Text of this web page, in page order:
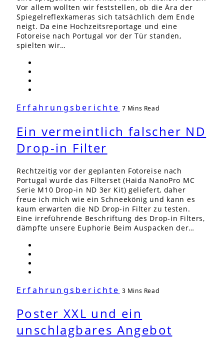
Vor allem wollten wir feststellen, ob die Ära der
Spiegelreflexkameras sich tatsächlich dem Ende
neigt. Da eine Hochzeitsreportage und eine
Fotoreise nach Portugal vor der Tür standen,
spielten wir…
Erfahrungsberichte 7 Mins Read
Ein vermeintlich falscher ND
Drop-in Filter
Rechtzeitig vor der geplanten Fotoreise nach
Portugal wurde das Filterset (Haida NanoPro MC
Serie M10 Drop-in ND 3er Kit) geliefert, daher
freue ich mich wie ein Schneekönig und kann es
kaum erwarten die ND Drop-in Filter zu testen.
Eine irreführende Beschriftung des Drop-in Filters,
dämpfte unsere Euphorie Beim Auspacken der…
Erfahrungsberichte 3 Mins Read
Poster XXL und ein
unschlagbares Angebot